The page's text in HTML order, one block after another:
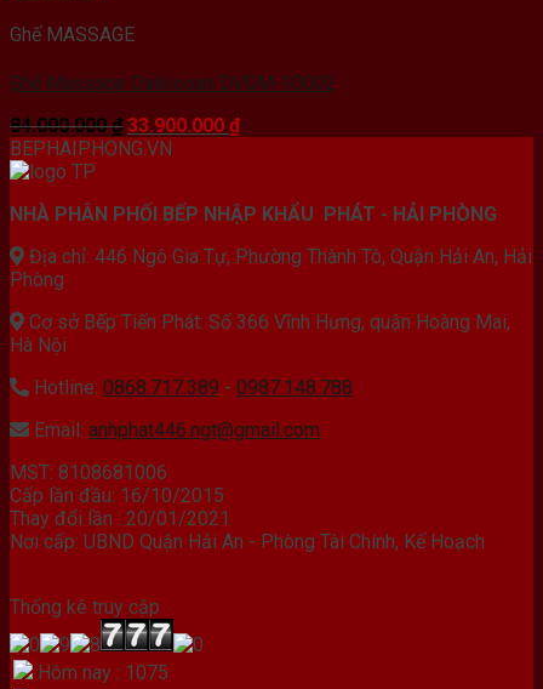
Ghế MASSAGE
Ghế Massage Daikiosan DVGM-10002
84.000.000₫ Giá
gốc
33.900.000 ₫Giá
33.900.000 ₫.
BEPHAIPHONG.VN
NHÀ PHÂN PHỐI BẾP NHẬP KHẨU PHÁT - HẢI PHÒNG
Địa chỉ: 446 Ngô Gia Tự, Phường Thành Tô, Quận Hải An, Hải
Phòng
Cơ sở Bếp Tiến Phát: Số 366 Vĩnh Hưng, quận Hoàng Mai,
Hà Nội
Hotline: 0868.717.389 - 0987.148.788
Email: anhphat446.ngt@gmail.com
MST: 8108681006
Cấp lần đầu: 16/10/2015
Thay đổi lần : 20/01/2021
Nơi cấp: UBND Quận Hải An - Phòng Tài Chính, Kế Hoạch
Thống kê truy cập
Hôm nay : 1075